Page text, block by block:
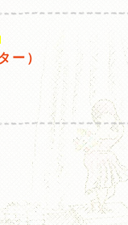
ー）